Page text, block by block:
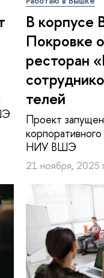
В корпусе
Покровке
ресторан
те­лей
Проект
НИУ ВШЭ
21 ноября, 2025